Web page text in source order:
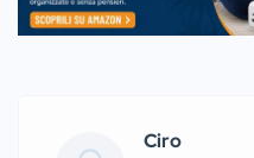
Ciro